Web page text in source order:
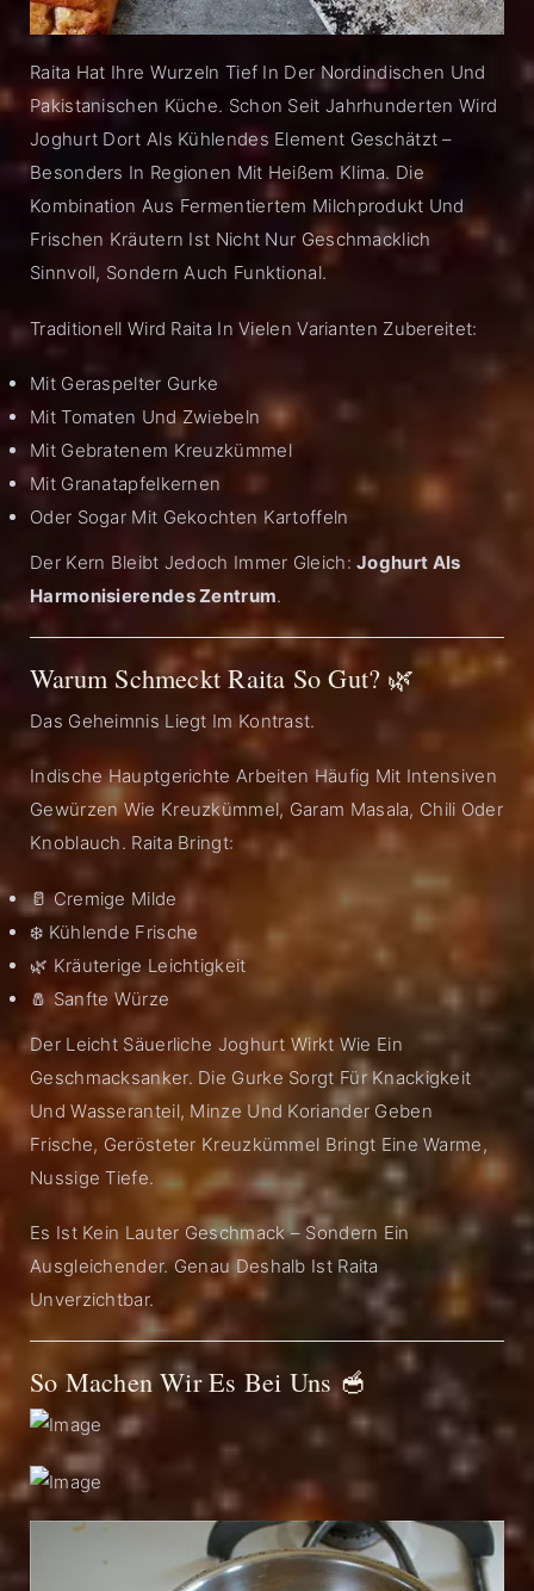
Raita Hat Ihre Wurzeln Tief In Der Nordindischen Und
Pakistanischen Küche. Schon Seit Jahrhunderten Wird
Joghurt Dort Als Kühlendes Element Geschätzt –
Besonders In Regionen Mit Heißem Klima. Die
Kombination Aus Fermentiertem Milchprodukt Und
Frischen Kräutern Ist Nicht Nur Geschmacklich
Sinnvoll, Sondern Auch Funktional.
Traditionell Wird Raita In Vielen Varianten Zubereitet:
Mit Geraspelter Gurke
Mit Tomaten Und Zwiebeln
Mit Gebratenem Kreuzkümmel
Mit Granatapfelkernen
Oder Sogar Mit Gekochten Kartoffeln
Der Kern Bleibt Jedoch Immer Gleich:Joghurt Als
Harmonisierendes Zentrum.
Warum Schmeckt Raita So Gut? 🌿
Das Geheimnis Liegt Im Kontrast.
Indische Hauptgerichte Arbeiten Häufig Mit Intensiven
Gewürzen Wie Kreuzkümmel, Garam Masala, Chili Oder
Knoblauch. Raita Bringt:
🥛 Cremige Milde
❄️ Kühlende Frische
🌿 Kräuterige Leichtigkeit
🧂 Sanfte Würze
Der Leicht Säuerliche Joghurt Wirkt Wie Ein
Geschmacksanker. Die Gurke Sorgt Für Knackigkeit
Und Wasseranteil, Minze Und Koriander Geben
Frische, Gerösteter Kreuzkümmel Bringt Eine Warme,
Nussige Tiefe.
Es Ist Kein Lauter Geschmack – Sondern Ein
Ausgleichender. Genau Deshalb Ist Raita
Unverzichtbar.
So Machen Wir Es Bei Uns 🥣